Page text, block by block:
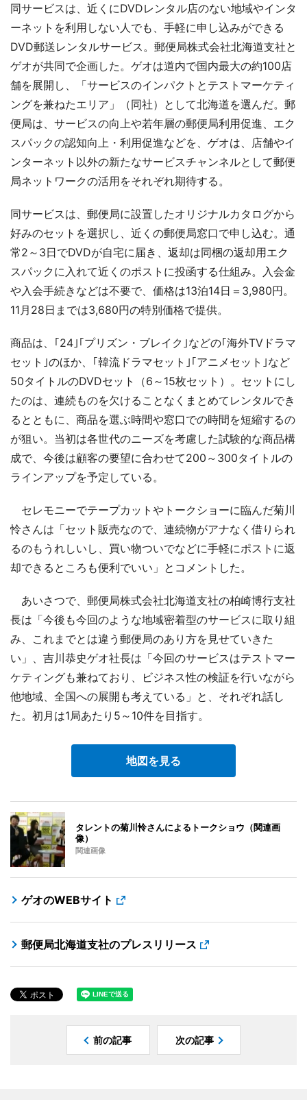
同サービスは、近くにDVDレンタル店のない地域やインタ
ーネットを利用しない人でも、手軽に申し込みができる
DVD郵送レンタルサービス。郵便局株式会社北海道支社と
ゲオが共同で企画した。ゲオは道内で国内最大の約100店
舗を展開し、「サービスのインパクトとテストマーケティ
ングを兼ねたエリア」（同社）として北海道を選んだ。郵
便局は、サービスの向上や若年層の郵便局利用促進、エク
スパックの認知向上・利用促進などを、ゲオは、店舗やイ
ンターネット以外の新たなサービスチャンネルとして郵便
局ネットワークの活用をそれぞれ期待する。
同サービスは、郵便局に設置したオリジナルカタログから
好みのセットを選択し、近くの郵便局窓口で申し込む。通
常2～3日でDVDが自宅に届き、返却は同梱の返却用エク
スパックに入れて近くのポストに投函する仕組み。入会金
や入会手続きなどは不要で、価格は13泊14日＝3,980円。
11月28日までは3,680円の特別価格で提供。
商品は、｢24｣｢プリズン・ブレイク｣などの｢海外TVドラマ
セット｣のほか、｢韓流ドラマセット｣｢アニメセット｣など
50タイトルのDVDセット（6～15枚セット）。セットにし
たのは、連続ものを欠けることなくまとめてレンタルでき
るとともに、商品を選ぶ時間や窓口での時間を短縮するの
が狙い。当初は各世代のニーズを考慮した試験的な商品構
成で、今後は顧客の要望に合わせて200～300タイトルの
ラインアップを予定している。
セレモニーでテープカットやトークショーに臨んだ菊川
怜さんは「セット販売なので、連続物がアナなく借りられ
るのもうれしいし、買い物ついでなどに手軽にポストに返
却できるところも便利でいい」とコメントした。
あいさつで、郵便局株式会社北海道支社の柏崎博行支社
長は「今後も今回のような地域密着型のサービスに取り組
み、これまでとは違う郵便局のあり方を見せていきた
い」、吉川恭史ゲオ社長は「今回のサービスはテストマー
ケティングも兼ねており、ビジネス性の検証を行いながら
他地域、全国への展開も考えている」と、それぞれ話し
た。初月は1局あたり5～10件を目指す。
地図を見る
タレントの菊川怜さんによるトークショウ（関連画
像）
関連画像
ゲオのWEBサイト
郵便局北海道支社のプレスリリース
前の記事 次の記事